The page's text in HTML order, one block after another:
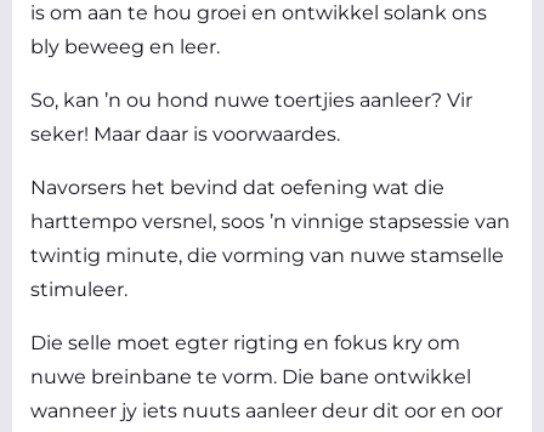
is om aan te hou groei en ontwikkel solank ons
bly beweeg en leer.
So, kan ’n ou hond nuwe toertjies aanleer? Vir
seker! Maar daar is voorwaardes.
Navorsers het bevind dat oefening wat die
harttempo versnel, soos ’n vinnige stapsessie van
twintig minute, die vorming van nuwe stamselle
stimuleer.
Die selle moet egter rigting en fokus kry om
nuwe breinbane te vorm. Die bane ontwikkel
wanneer jy iets nuuts aanleer deur dit oor en oor